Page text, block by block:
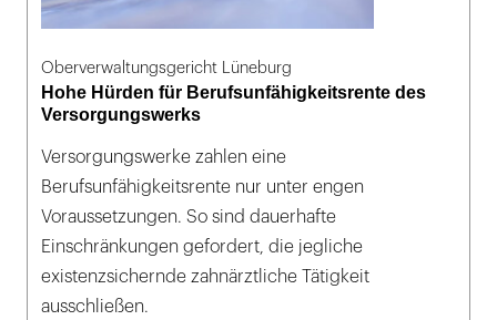
Oberverwaltungsgericht Lüneburg
Hohe Hürden für Berufsunfähigkeitsrente des
Versorgungswerks
Versorgungswerke zahlen eine
Berufsunfähigkeitsrente nur unter engen
Voraussetzungen. So sind dauerhafte
Einschränkungen gefordert, die jegliche
existenzsichernde zahnärztliche Tätigkeit
ausschließen.